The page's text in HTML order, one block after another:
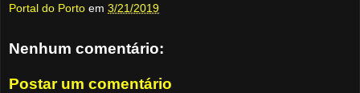
Portal do Porto em 3/21/2019
Nenhum comentário:
Postar um comentário